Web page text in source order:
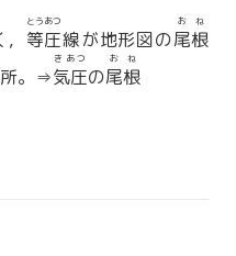
等圧
とうあつ
線が地形図の尾根
おね
。⇒気圧
きあつ
の尾根
おね